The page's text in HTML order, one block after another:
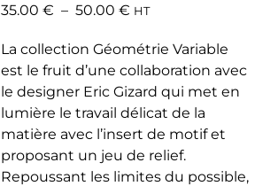
peuvent
choisies
sur
la
page
du
produit
35.00 € – 50.00 €Plage
prix :
35.00 €
à
50.00 €
HT
La collection Géométrie Variable
est le fruit d’une collaboration avec
le designer Eric Gizard qui met en
lumière le travail délicat de la
matière avec l’insert de motif et
proposant un jeu de relief.
Repoussant les limites du possible,